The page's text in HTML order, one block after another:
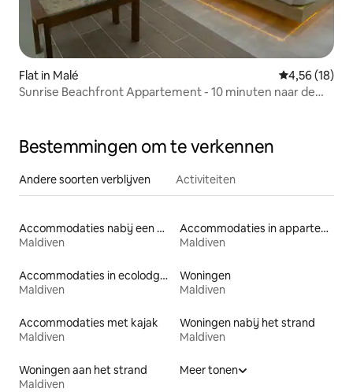
Flat in Malé Gemiddelde
4,56 (18)
Sunrise Beachfront Appartement - 10 minuten naar de
Bestemmingen om te verkennen
Andere soorten verblijven Activiteiten
Accommodaties nabij een meer
Maldiven
Accommodaties in appartementen met diensten
Maldiven
Accommodaties in ecolodges
Maldiven
Woningen
Maldiven
Accommodaties met kajak
Maldiven
Woningen nabij het strand
Maldiven
Woningen aan het strand
Maldiven
Meer tonen